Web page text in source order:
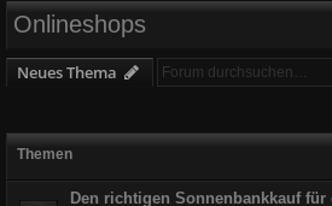
Onlineshops
Neues Thema
Themen
Den richtigen Sonnenbankkauf